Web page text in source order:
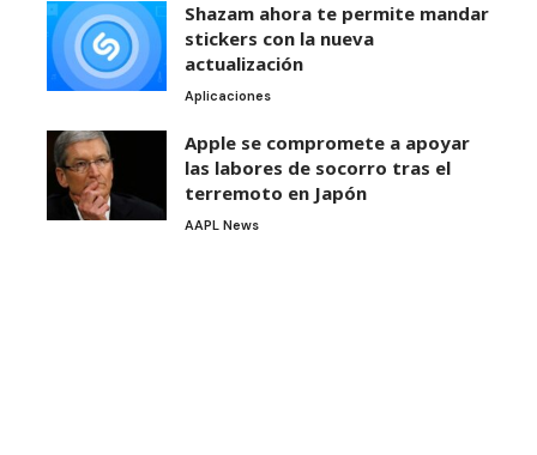
Shazam ahora te permite mandar
stickers con la nueva
actualización
Aplicaciones
Apple se compromete a apoyar
las labores de socorro tras el
terremoto en Japón
AAPL News